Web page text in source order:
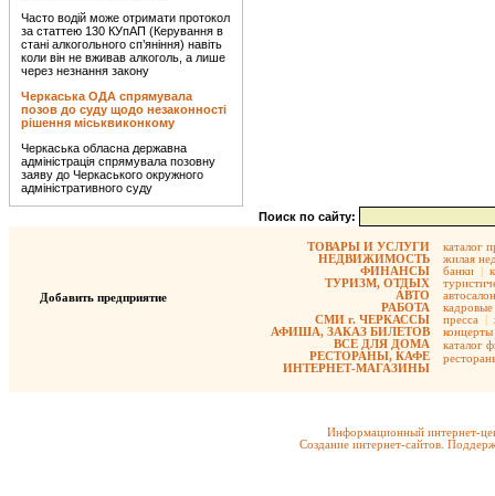
Часто водій може отримати протокол
за статтею 130 КУпАП (Керування в
стані алкогольного сп’яніння) навіть
коли він не вживав алкоголь, а лише
через незнання закону
Черкаська ОДА спрямувала
позов до суду щодо незаконності
рішення міськвиконкому
Черкаська обласна державна
адміністрація спрямувала позовну
заяву до Черкаського окружного
адміністративного суду
Поиск по сайту:
Добавить предприятие
ТОВАРЫ И УСЛУГИ
НЕДВИЖИМОСТЬ
ФИНАНСЫ
ТУРИЗМ, ОТДЫХ
АВТО
РАБОТА
СМИ г. ЧЕРКАССЫ
АФИША, ЗАКАЗ БИЛЕТОВ
ВСЕ ДЛЯ ДОМА
РЕСТОРАНЫ, КАФЕ
ИНТЕРНЕТ-МАГАЗИНЫ
каталог
жилая
банки |
кадровые
пресса |
концерты
каталог
Информационный интернет-
Создание интернет-сайтов.